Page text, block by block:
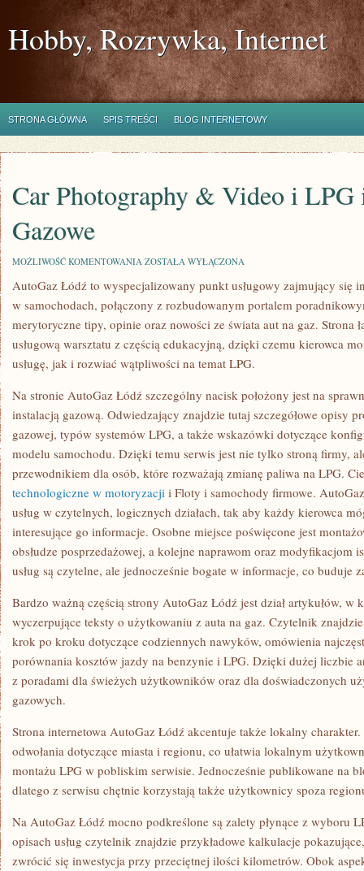
Hobby, Rozrywka, Internet
STRONA GŁÓWNA SPIS TREŚCI BLOG INTERNETOWY
Car Photography & Video i LPG
Gazowe
MOŻLIWOŚĆ KOMENTOWANIA CAR
&
I
LPG
INSTALACJE
GAZOWE
ZOSTAŁA WYŁĄCZONA
AutoGaz Łódź to wyspecjalizowany punkt usługowy zajmujący się
w samochodach, połączony z rozbudowanym portalem
merytoryczne tipy, opinie oraz nowości ze świata aut na gaz. Strona
usługową warsztatu z częścią edukacyjną, dzięki czemu kierowca
usługę, jak i rozwiać wątpliwości na temat LPG.
Na stronie AutoGaz Łódź szczególny nacisk położony jest na
instalacją gazową. Odwiedzający znajdzie tutaj szczegółowe opisy
gazowej, typów systemów LPG, a także wskazówki dotyczące
modelu samochodu. Dzięki temu serwis jest nie tylko stroną firmy,
przewodnikiem dla osób, które rozważają zmianę paliwa na LPG.
technologiczne w motoryzacji i Floty i samochody firmowe.
usług w czytelnych, logicznych działach, tak aby każdy kierowca
interesujące go informacje. Osobne miejsce poświęcone jest
obsłudze posprzedażowej, a kolejne naprawom oraz modyfikacjom
usług są czytelne, ale jednocześnie bogate w informacje, co buduje
Bardzo ważną częścią strony AutoGaz Łódź jest dział artykułów, w
wyczerpujące teksty o użytkowaniu z auta na gaz. Czytelnik
krok po kroku dotyczące codziennych nawyków, omówienia
porównania kosztów jazdy na benzynie i LPG. Dzięki dużej liczbie
z poradami dla świeżych użytkowników oraz dla doświadczonych
gazowych.
Strona internetowa AutoGaz Łódź akcentuje także lokalny
odwołania dotyczące miasta i regionu, co ułatwia lokalnym
montażu LPG w pobliskim serwisie. Jednocześnie publikowane na
dlatego z serwisu chętnie korzystają także użytkownicy spoza
Na AutoGaz Łódź mocno podkreślone są zalety płynące z wyboru
opisach usług czytelnik znajdzie przykładowe kalkulacje
zwrócić się inwestycja przy przeciętnej ilości kilometrów. Obok